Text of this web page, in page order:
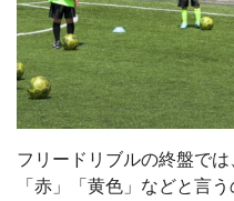
フリードリブルの終盤で
「赤」「黄色」などと言